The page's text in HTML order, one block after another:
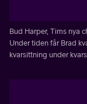
Bud Harper, Tims nya
Under tiden får Brad
kvarsittning under